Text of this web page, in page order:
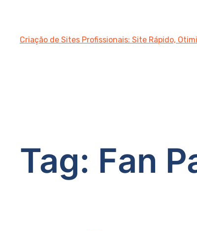
Criação de Sites Profissionais: Site Rápido,
Tag: Fan